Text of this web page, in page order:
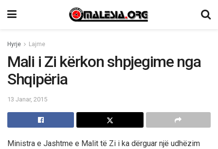
Hyrje Lajme
Mali i Zi kërkon shpjegime nga
Shqipëria
13 Janar, 2015
Ministra e Jashtme e Malit të Zi i ka dërguar një udhëzim